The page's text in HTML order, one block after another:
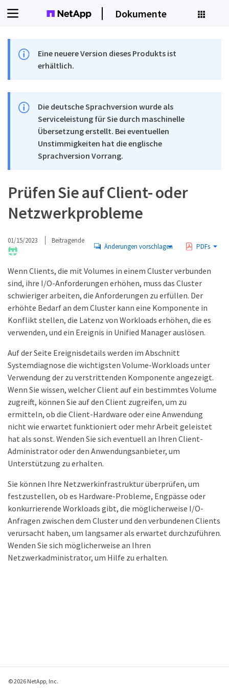
Dokumente
Eine neuere Version dieses Produkts ist
erhältlich.
Die deutsche Sprachversion wurde als
Serviceleistung für Sie durch maschinelle
Übersetzung erstellt. Bei eventuellen
Unstimmigkeiten hat die englische
Sprachversion Vorrang.
Prüfen Sie auf Client- oder
Netzwerkprobleme
01/15/2023 Beitragende
Änderungen vorschlagen PDFs
Wenn Clients, die mit Volumes in einem Cluster verbunden
sind, ihre I/O-Anforderungen erhöhen, muss das Cluster
schwieriger arbeiten, die Anforderungen zu erfüllen. Der
erhöhte Bedarf an dem Cluster kann eine Komponente in
Konflikt stellen, die Latenz von Workloads erhöhen, die es
verwenden, und ein Ereignis in Unified Manager auslösen.
Auf der Seite Ereignisdetails werden im Abschnitt
Systemdiagnose die wichtigsten Volume-Workloads unter
Verwendung der zu verstrittenden Komponente angezeigt.
Wenn Sie wissen, welcher Client auf ein bestimmtes Volume
zugreift, können Sie auf den Client zugreifen, um zu
ermitteln, ob die Client-Hardware oder eine Anwendung
nicht wie erwartet funktioniert oder mehr Arbeit geleistet
hat als sonst. Wenden Sie sich eventuell an Ihren Client-
Administrator oder den Anwendungsanbieter, um
Unterstützung zu erhalten.
Sie können Ihre Netzwerkinfrastruktur überprüfen, um
festzustellen, ob es Hardware-Probleme, Engpässe oder
konkurrierende Workloads gibt, die möglicherweise I/O-
Anfragen zwischen dem Cluster und den verbundenen Clients
verursacht haben, um langsamer als erwartet durchzuführen.
Wenden Sie sich möglicherweise an Ihren
Netzwerkadministrator, um Hilfe zu erhalten.
© 2026 NetApp, Inc.